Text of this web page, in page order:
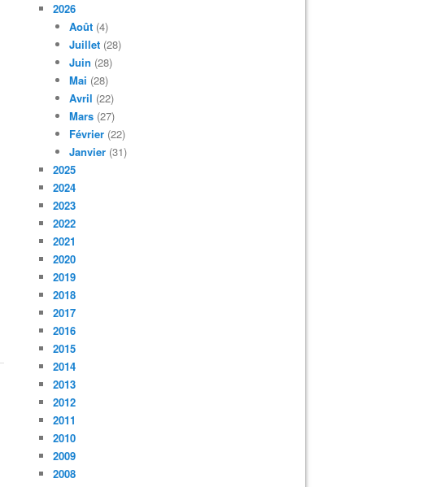
2026
Août (4)
Juillet (28)
Juin (28)
Mai (28)
Avril (22)
Mars (27)
Février (22)
Janvier (31)
2025
2024
2023
2022
2021
2020
2019
2018
2017
2016
2015
2014
2013
2012
2011
2010
2009
2008